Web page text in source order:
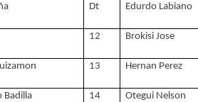
Dt Edurdo Labiano
12 Brokisi Jose
13 Hernan Perez
Badilla 14 Otegui Nelson